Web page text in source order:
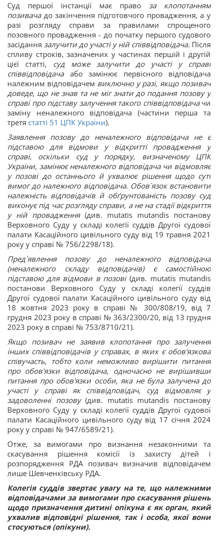
Суд першої інстанції має право за клопотанням
позивачадо закінчення підготовчого провадження, а у
разі розгляду справи за правилами спрощеного
позовного провадження - до початку першого судового
засідання залучити до участі у ній співвідповідача. Після
спливу строків, зазначених у частинах першій і другій
цієї статті, суд може залучити до участі у справі
співвідповідача або замінює первісного відповідача
належним відповідачем виключно у разі, якщо позивач
доведе, що не знав та не міг знати до подання позову у
справі про підставу залучення такого співвідповідачачи
заміну неналежного відповідача (частини перша та
третя статті 51 ЦПК України).
Заявлення позову до неналежного відповідача не є
підставою для відмови у відкритті провадження у
справі, оскільки суд у порядку, визначеному ЦПК
України, замінює неналежного відповідача чи відмовляє
у позові до останнього й ухвалює рішення щодо суті
вимог до належного відповідача. Обов`язок встановити
належність відповідачів й обґрунтованість позову суд
виконує під час розгляду справи, а не на стадії відкриття
у ній провадження (див. mutatis mutandis постанову
Верховного Суду у складі колегії суддів Другої судової
палати Касаційного цивільного суду від 19 травня 2021
року у справі № 756/2298/18).
Пред`явлення позову до неналежного відповідача
(неналежного складу відповідачів) є самостійною
підставою для відмови в позові(див. mutatis mutandis
постанови Верховного Суду у складі колегії суддів
Другої судової палати Касаційного цивільного суду від
18 жовтня 2023 року в справі № 300/808/19, від 7
грудня 2023 року в справі № 363/2300/20, від 13 грудня
2023 року в справі № 753/8710/21).
Якщо позивач не заявив клопотання про залучення
інших співвідповідачів у справах, в яких є обов'язкова
співучасть, тобто коли неможливо вирішити питання
про обов'язки відповідача, одночасно не вирішивши
питання про обов'язки особи, яка не була залучена до
участі у справі як співвідповідач, суд відмовляє у
задоволенні позову(див. mutatis mutandis постанову
Верховного Суду у складі колегії суддів Другої судової
палати Касаційного цивільного суду від 17 січня 2024
року у справі № 947/6589/21).
Отже, за вимогами про визнання незаконними та
скасування рішення комісії із захисту дітей і
розпорядження РДА позивач визначив відповідачем
лише Шевченківську РДА.
Колегія суддів звертає увагу на те, що належними
відповідачами за вимогами про скасування рішень
щодо призначення дитині опікуна є як орган, який
ухвалив відповідні рішення, так і особа, якої вони
стосуються (опікуни).